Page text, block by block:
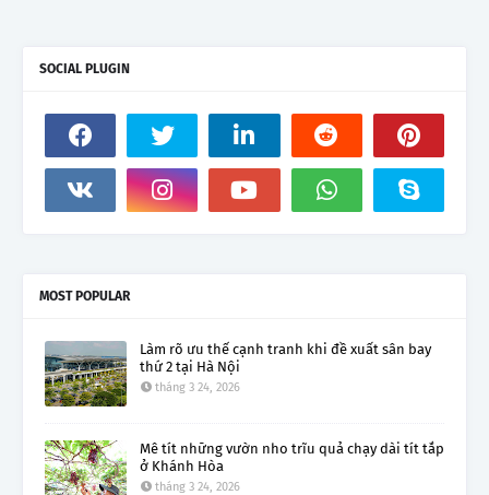
SOCIAL PLUGIN
MOST POPULAR
Làm rõ ưu thế cạnh tranh khi đề xuất sân bay
thứ 2 tại Hà Nội
tháng 3 24, 2026
Mê tít những vườn nho trĩu quả chạy dài tít tắp
ở Khánh Hòa
tháng 3 24, 2026